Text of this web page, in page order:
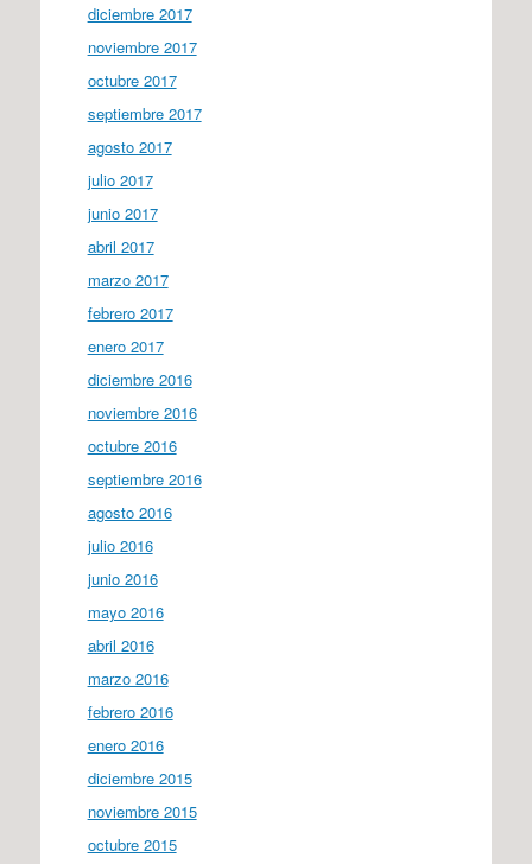
diciembre 2017
noviembre 2017
octubre 2017
septiembre 2017
agosto 2017
julio 2017
junio 2017
abril 2017
marzo 2017
febrero 2017
enero 2017
diciembre 2016
noviembre 2016
octubre 2016
septiembre 2016
agosto 2016
julio 2016
junio 2016
mayo 2016
abril 2016
marzo 2016
febrero 2016
enero 2016
diciembre 2015
noviembre 2015
octubre 2015